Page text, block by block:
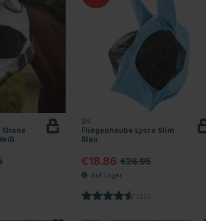
BR
Fliegenhaube Lycra Slim
Blau
€18.86 €26.95
Bewertung: (20)